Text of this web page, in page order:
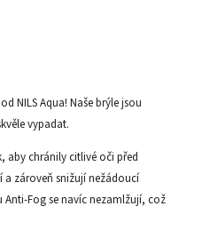
NILS Aqua! Naše brýle jsou
vypadat.
aby chránily citlivé oči před
a zároveň snižují nežádoucí
Fog se navíc nezamlžují, což